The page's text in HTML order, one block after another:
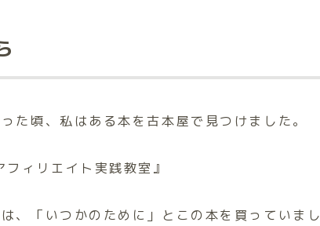
た頃、私はある本を古本屋で見つけました。
ィリエイト実践教室』
、「いつかのために」とこの本を買っていまし